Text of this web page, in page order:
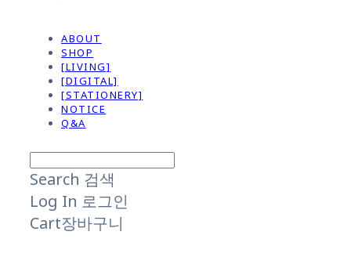
ABOUT
SHOP
[LIVING]
[DIGITAL]
[STATIONERY]
NOTICE
Q&A
Search 검색
Log In 로그인
Cart장바구니